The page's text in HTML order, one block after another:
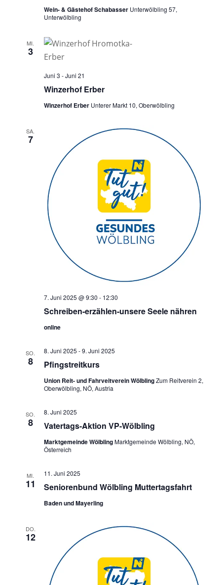
Wein- & Gästehof Schabasser Unterwölbling 57,
Unterwölbling
MI.
3
Winzerhof Erber
Juni 3 -Juni 21
Winzerhof Erber Unterer Markt 10, Oberwölbling
SA.
7
Schreiben-erzählen-unsere Seele nähren
7. Juni 2025 @ 9:30 - 12:30
online
SO.
8 Pfingstreitkurs
8. Juni 2025 -9. Juni 2025
Union Reit- und Fahrveitverein WölblingZum Reitverein 2,
Oberwölbling, NÖ, Austria
SO.
8 Vatertags-Aktion VP-Wölbling
8. Juni 2025
Marktgemeinde WölblingMarktgemeinde Wölbling, NÖ,
Österreich
MI.
11 Seniorenbund Wölbling Muttertagsfahrt
11. Juni 2025
Baden und Mayerling
DO.
12